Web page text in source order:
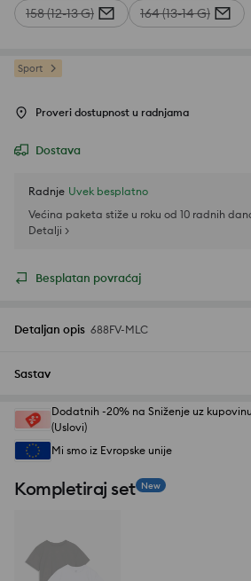
158 (12-13 G)
164 (13-14 G)
Sport
Proveri dostupnost u radnjama
Dostava
Radnje Uvek besplatno
Većina paketa stiže u roku od 10 radnih
Detalji >
Besplatan povraćaj
Detaljan opis 688FV-MLC
Sastav
Dodatnih -20% na Sniženje uz
(Uslovi)
Mi smo iz Evropske unije
Kompletiraj set New